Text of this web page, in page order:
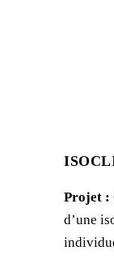
Projet :
d’une